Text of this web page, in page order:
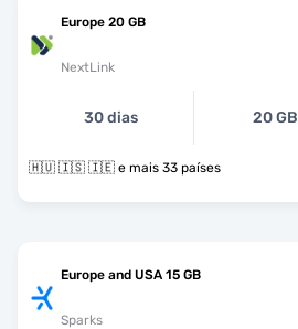
Europe 20 GB
NextLink
30 dias 20 GB
🇭🇺 🇮🇸 🇮🇪 e mais 33 países
Europe and USA 15 GB
Sparks